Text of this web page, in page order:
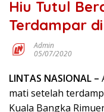
Hiu Tutul
Terdampar
Admin
05/07/2020
LINTAS NASIONAL –
mati setelah
Kuala Bangka